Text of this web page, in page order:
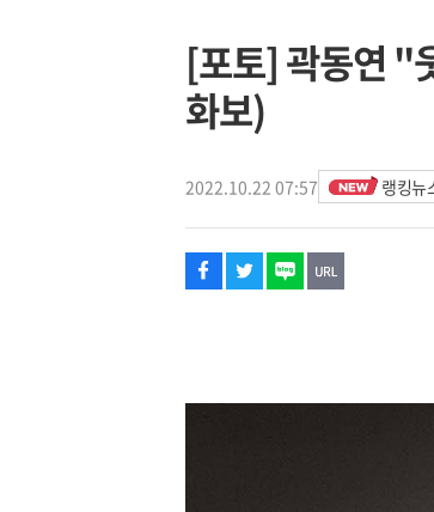
[포토] 곽동연 "
화보)
2022.10.22 07:57 랭킹뉴